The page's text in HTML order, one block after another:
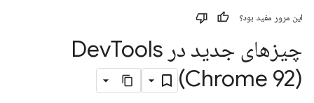
این مرور مفید بود؟
چیزهای جدید در Dev Tools
(Chrome 92)